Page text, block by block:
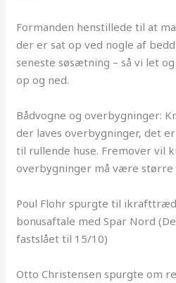
Formanden henstillede til at
der er sat op ved nogle af
seneste søsætning – så vi let
op og ned.
Bådvogne og overbygninger:
der laves overbygninger, det
til rullende huse. Fremover vil
overbygninger må være større
Poul Flohr spurgte til
bonusaftale med Spar Nord
fastslået til 15/10)
Otto Christensen spurgte om